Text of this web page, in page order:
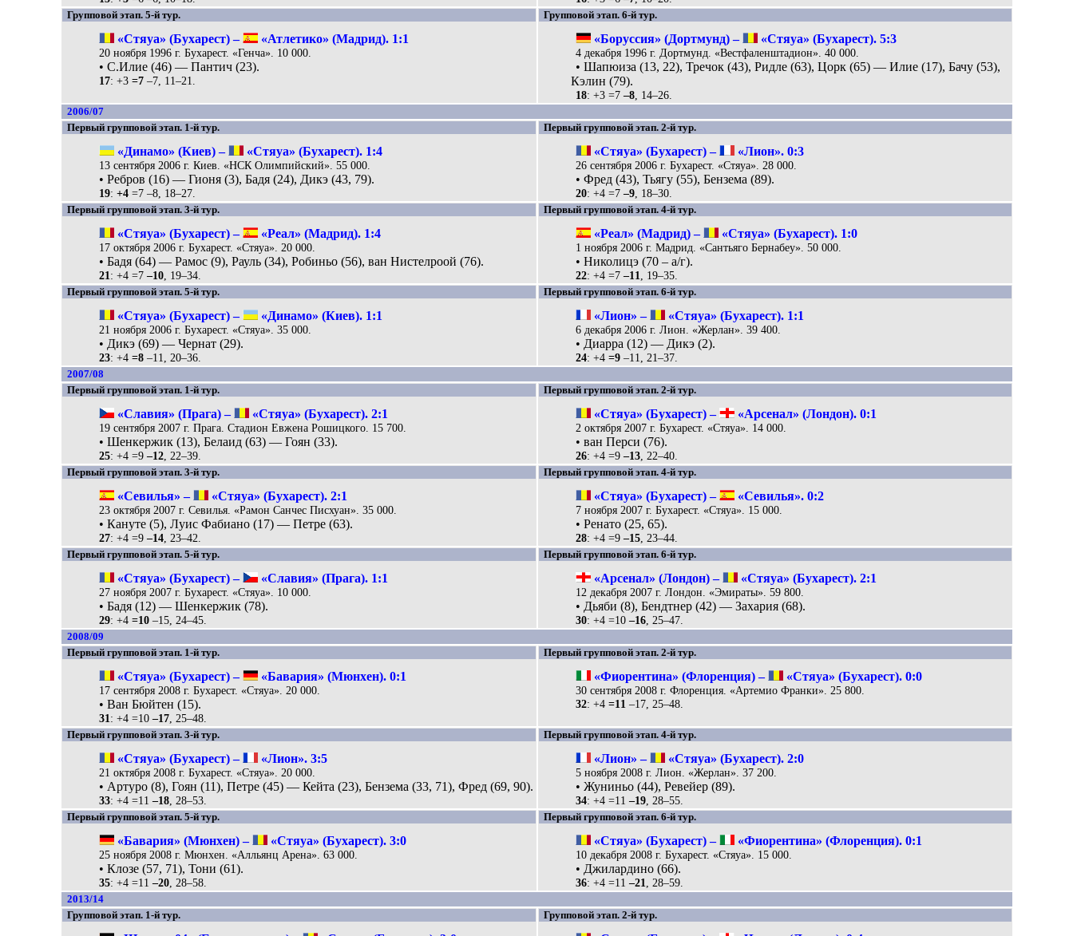
Групповой этап. 5-й тур.
«Стяуа» (Бухарест) – «Атлетико» (Мадрид). 1:1
20 ноября 1996 г. Бухарест. «Генча». 10 000.
• С.Илие (46) — Пантич (23).
17: +3 =7 –7, 11–21.
Групповой этап. 6-й тур.
«Боруссия» (Дортмунд) – «Стяуа» (Бухарест). 5:3
4 декабря 1996 г. Дортмунд. «Вестфаленштадион». 40 000.
• Шапюиза (13, 22), Тречок (43), Ридле (63), Цорк (65) — Илие (17), Бачу (53),
Кэлин (79).
18: +3 =7 –8, 14–26.
2006/07
Первый групповой этап. 1-й тур.
«Динамо» (Киев) – «Стяуа» (Бухарест). 1:4
13 сентября 2006 г. Киев. «НСК Олимпийский». 55 000.
• Ребров (16) — Гионя (3), Бадя (24), Дикэ (43, 79).
19:+4 =7 –8, 18–27.
Первый групповой этап. 2-й тур.
«Стяуа» (Бухарест) – «Лион». 0:3
26 сентября 2006 г. Бухарест. «Стяуа». 28 000.
• Фред (43), Тьягу (55), Бензема (89).
20: +4 =7 –9, 18–30.
Первый групповой этап. 3-й тур.
«Стяуа» (Бухарест) – «Реал» (Мадрид). 1:4
17 октября 2006 г. Бухарест. «Стяуа». 20 000.
• Бадя (64) — Рамос (9), Рауль (34), Робиньо (56), ван Нистелроой (76).
21: +4 =7 –10, 19–34.
Первый групповой этап. 4-й тур.
«Реал» (Мадрид) – «Стяуа» (Бухарест). 1:0
1 ноября 2006 г. Мадрид. «Сантьяго Бернабеу». 50 000.
• Николицэ (70 – а/г).
22: +4 =7 –11, 19–35.
Первый групповой этап. 5-й тур.
«Стяуа» (Бухарест) – «Динамо» (Киев). 1:1
21 ноября 2006 г. Бухарест. «Стяуа». 35 000.
• Дикэ (69) — Чернат (29).
23: +4 =8 –11, 20–36.
Первый групповой этап. 6-й тур.
«Лион» – «Стяуа» (Бухарест). 1:1
6 декабря 2006 г. Лион. «Жерлан». 39 400.
• Диарра (12) — Дикэ (2).
24: +4 =9 –11, 21–37.
2007/08
Первый групповой этап. 1-й тур.
«Славия» (Прага) – «Стяуа» (Бухарест). 2:1
19 сентября 2007 г. Прага. Стадион Евжена Рошицкого. 15 700.
• Шенкержик (13), Белаид (63) — Гоян (33).
25: +4 =9 –12, 22–39.
Первый групповой этап. 2-й тур.
«Стяуа» (Бухарест) – «Арсенал» (Лондон). 0:1
2 октября 2007 г. Бухарест. «Стяуа». 14 000.
• ван Перси (76).
26: +4 =9 –13, 22–40.
Первый групповой этап. 3-й тур.
«Севилья» – «Стяуа» (Бухарест). 2:1
23 октября 2007 г. Севилья. «Рамон Санчес Писхуан». 35 000.
• Кануте (5), Луис Фабиано (17) — Петре (63).
27: +4 =9 –14, 23–42.
Первый групповой этап. 4-й тур.
«Стяуа» (Бухарест) – «Севилья». 0:2
7 ноября 2007 г. Бухарест. «Стяуа». 15 000.
• Ренато (25, 65).
28: +4 =9 –15, 23–44.
Первый групповой этап. 5-й тур.
«Стяуа» (Бухарест) – «Славия» (Прага). 1:1
27 ноября 2007 г. Бухарест. «Стяуа». 10 000.
• Бадя (12) — Шенкержик (78).
29: +4 =10 –15, 24–45.
Первый групповой этап. 6-й тур.
«Арсенал» (Лондон) – «Стяуа» (Бухарест). 2:1
12 декабря 2007 г. Лондон. «Эмираты». 59 800.
• Дьяби (8), Бендтнер (42) — Захария (68).
30: +4 =10 –16, 25–47.
2008/09
Первый групповой этап. 1-й тур.
«Стяуа» (Бухарест) – «Бавария» (Мюнхен). 0:1
17 сентября 2008 г. Бухарест. «Стяуа». 20 000.
• Ван Бюйтен (15).
31: +4 =10 –17, 25–48.
Первый групповой этап. 2-й тур.
«Фиорентина» (Флоренция) – «Стяуа» (Бухарест). 0:0
30 сентября 2008 г. Флоренция. «Артемио Франки». 25 800.
32: +4 =11 –17, 25–48.
Первый групповой этап. 3-й тур.
«Стяуа» (Бухарест) – «Лион». 3:5
21 октября 2008 г. Бухарест. «Стяуа». 20 000.
• Артуро (8), Гоян (11), Петре (45) — Кейта (23), Бензема (33, 71), Фред (69, 90).
33: +4 =11 –18, 28–53.
Первый групповой этап. 4-й тур.
«Лион» – «Стяуа» (Бухарест). 2:0
5 ноября 2008 г. Лион. «Жерлан». 37 200.
• Жуниньо (44), Ревейер (89).
34: +4 =11 –19, 28–55.
Первый групповой этап. 5-й тур.
«Бавария» (Мюнхен) – «Стяуа» (Бухарест). 3:0
25 ноября 2008 г. Мюнхен. «Алльянц Арена». 63 000.
• Клозе (57, 71), Тони (61).
35: +4 =11 –20, 28–58.
Первый групповой этап. 6-й тур.
«Стяуа» (Бухарест) – «Фиорентина» (Флоренция). 0:1
10 декабря 2008 г. Бухарест. «Стяуа». 15 000.
• Джилардино (66).
36: +4 =11 –21, 28–59.
2013/14
Групповой этап. 1-й тур.
Групповой этап. 2-й тур.